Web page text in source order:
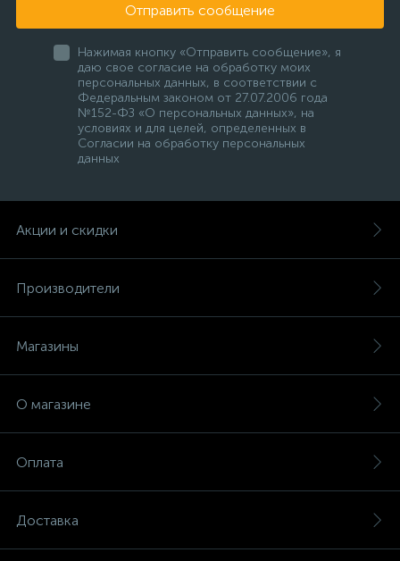
Отправить сообщение
Нажимая кнопку «Отправить сообщение», я
даю свое согласие на обработку моих
персональных данных, в соответствии с
Федеральным законом от 27.07.2006 года
№152-ФЗ «О персональных данных», на
условиях и для целей, определенных в
Согласии на обработку персональных
данных
Акции и скидки
Производители
Магазины
О магазине
Оплата
Доставка